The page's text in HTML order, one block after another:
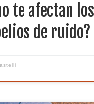
te afectan los
de ruido?